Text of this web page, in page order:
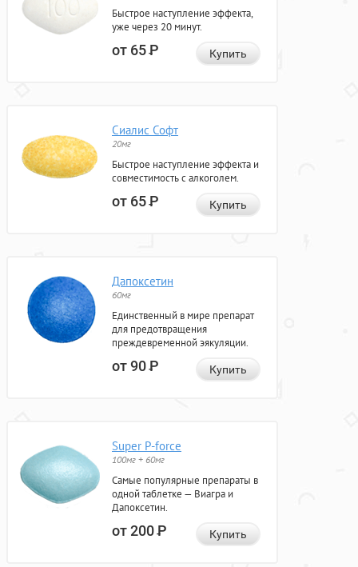
Быстрое наступление эффекта,
уже через 20 минут.
от 65Р Купить
Сиалис Софт
20мг
Быстрое наступление эффекта и
совместимость с алкоголем.
от 65Р Купить
Дапоксетин
60мг
Единственный в мире препарат
для предотвращения
преждевременной эякуляции.
от 90Р Купить
Super P-force
100мг + 60мг
Самые популярные препараты в
одной таблетке — Виагра и
Дапоксетин.
от 200Р Купить